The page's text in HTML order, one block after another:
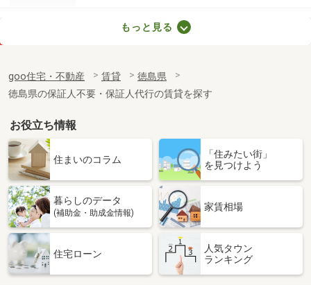
徳島県徳島市川内町加賀須野
専有面積
23.71m²
間取り
1K
徳島県徳島市北出来島町２
価 格
3.70万円
徳島県徳島市北出来島町２
専有面積 22.7m²
間取り
徳島県徳島市北出来島町２
住 所
徳島県徳島市北出来島町２
もっと見る
goo住宅・不動産 賃貸
徳島県
徳島県の保証人不要・保証人代行の賃貸を探す
お役立ち情報
住まいのコラム
「住みたい街」
を見つけよう
暮らしのデータ
(補助金・助成金情報)
家賃相場
住宅ローン
人気タウン
ランキング